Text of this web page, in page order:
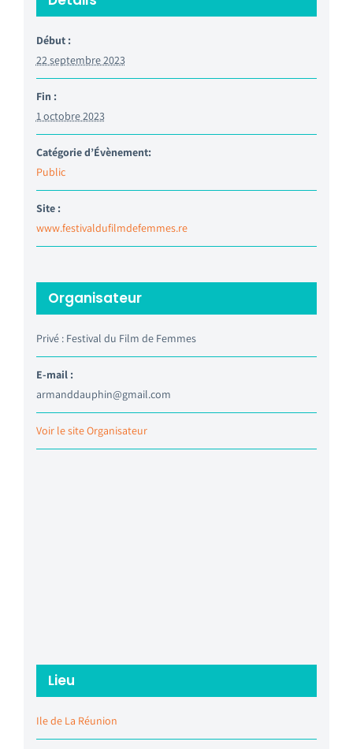
Début :
22 septembre 2023
Fin :
1 octobre 2023
Catégorie d’Évènement:
Public
Site :
www.festivaldufilmdefemmes.re
Organisateur
Privé : Festival du Film de Femmes
E-mail :
armanddauphin@gmail.com
Voir le site Organisateur
Lieu
Ile de La Réunion